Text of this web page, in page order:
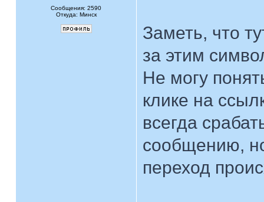
Сообщения: 2590
Откуда: Минск
Заметь, что
за этим
Не могу
клике на
всегда
сообщению,
переход